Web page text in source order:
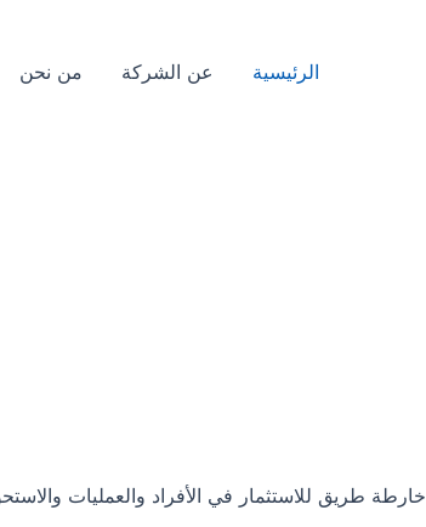
الرئيسية عن الشركة من نحن
طريق للاستثمار في الأفراد والعمليات